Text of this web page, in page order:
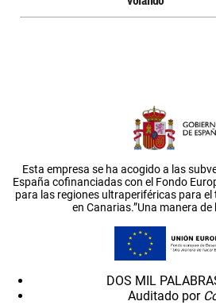
Esta empresa se ha acogido a las
España cofinanciadas con el Fondo
para las regiones ultraperiféricas para
en Canarias.”Una manera de
DOS MIL
Auditado por